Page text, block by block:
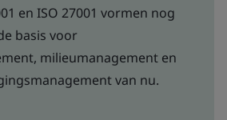
en ISO 27001 vormen nog
basis voor
milieumanagement en
van nu.